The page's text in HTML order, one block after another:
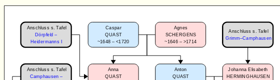
Johanna Elisabeth
HERMINGHAUSEN
Anton
QUAST
Anschluss s. Tafel
Camphausen –
Anschluss s. Tafel
Grimm–Camphausen
Agnes
SCHERGENS
~1646 – >1714
Caspar
QUAST
~1648 – <1720
Anna
QUAST
Anschluss s. Tafel
Dörpfeld –
Heidermanns I